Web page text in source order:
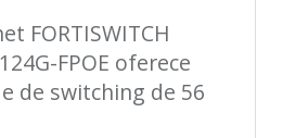
FORTISWITCH
FPOE oferece
de switching de 56